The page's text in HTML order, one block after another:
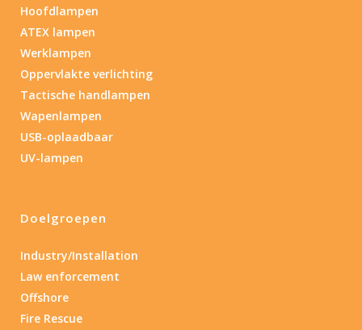
Hoofdlampen
ATEX lampen
Werklampen
Oppervlakte verlichting
Tactische handlampen
Wapenlampen
USB-oplaadbaar
UV-lampen
Doelgroepen
Industry/Installation
Law enforcement
Offshore
Fire Rescue